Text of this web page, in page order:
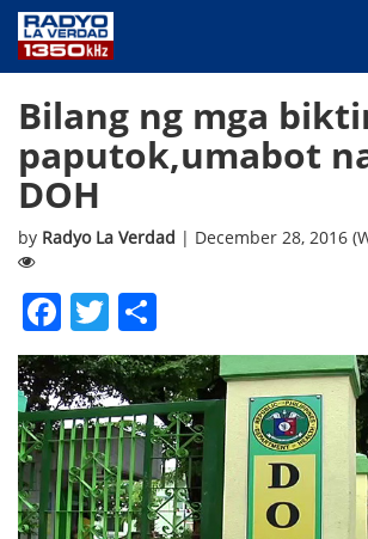
PUBLIC SERVICE
ANNOUNCEMENTS
PROGRAMS
ABOUT
CONTACT US
Bilang ng mga
paputok,umabot
DOH
by Radyo La Verdad | December 28, 2016
Facebook
Twitter